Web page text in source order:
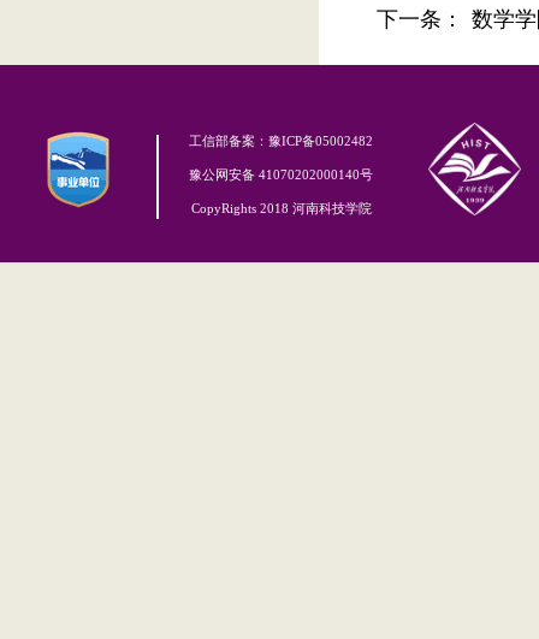
下一条：
数学
工信部备案：豫ICP备05002482
豫公网安备 41070202000140号
CopyRights 2018 河南科技学院